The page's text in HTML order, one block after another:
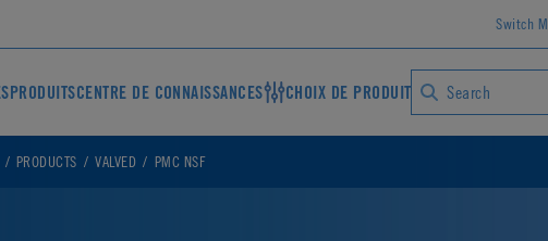
Switch
PRODUITSCENTRE DE CONNAISSANCES CHOIX DE PRODUIT
PRODUCTS VALVED PMC NSF